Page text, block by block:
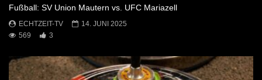
Fußball: SV Union Mautern vs. UFC Mariazell
ECHTZEIT-TV
14. JUNI 2025
569
3